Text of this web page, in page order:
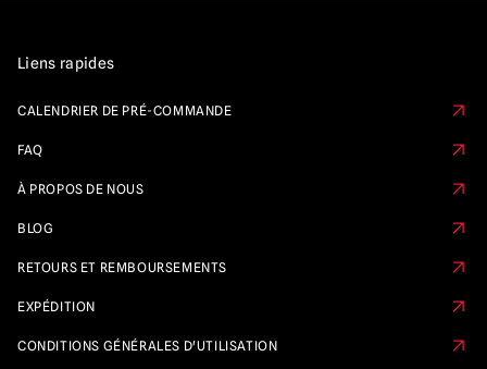
Liens rapides
CALENDRIER DE PRÉ-COMMANDE
FAQ
À PROPOS DE NOUS
BLOG
RETOURS ET REMBOURSEMENTS
EXPÉDITION
CONDITIONS GÉNÉRALES D'UTILISATION